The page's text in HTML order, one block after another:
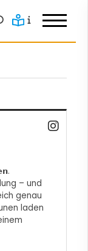
– und
genau
laden